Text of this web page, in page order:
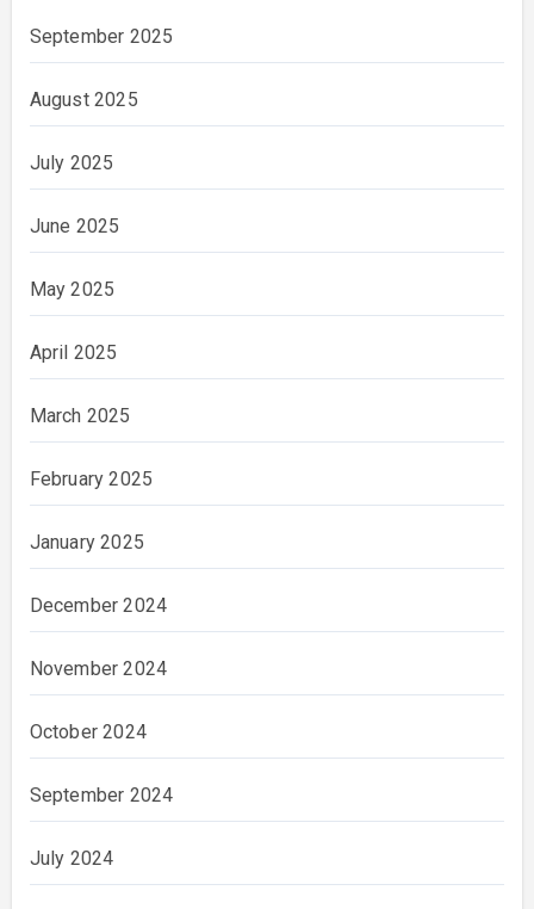
September 2025
August 2025
July 2025
June 2025
May 2025
April 2025
March 2025
February 2025
January 2025
December 2024
November 2024
October 2024
September 2024
July 2024